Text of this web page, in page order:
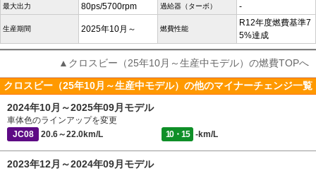
最大出力 80ps/5700rpm 過給器（ターボ） -
生産期間 2025年10月～ 燃費性能
R12年度燃費基準7
5%達成
▲クロスビー（25年10月～生産中モデル）の燃費TOPへ
クロスビー（25年10月～生産中モデル）の他のマイナーチェンジ一覧
2024年10月～2025年09月モデル
車体色のラインアップを変更
JC08
20.6～22.0km/L 10・15 -km/L
2023年12月～2024年09月モデル